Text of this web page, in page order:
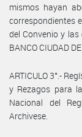
mismos hayan
correspondientes
del Convenio y
BANCO CIUDAD
ARTICULO 3°.-
y Rezagos para
Nacional del
Archivese.